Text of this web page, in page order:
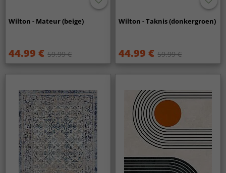
Wilton - Mateur (beige)
44.99 € 59.99 €
Wilton - Taknis (donkergroen)
44.99 € 59.99 €